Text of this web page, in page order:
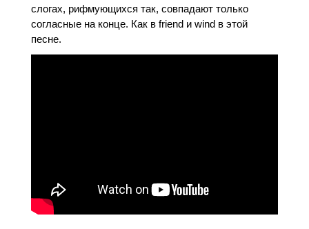
слогах, рифмующихся так, совпадают только
согласные на конце. Как в friend и wind в этой
песне.